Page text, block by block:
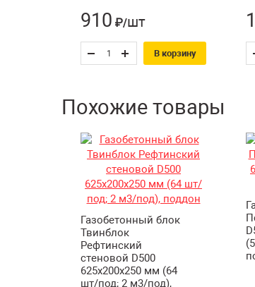
910 ₽/шт
В корзину
Похожие товары
Газобетонный блок
Твинблок
Рефтинский
стеновой D500
625х200х250 мм (64
шт/под; 2 м3/под),